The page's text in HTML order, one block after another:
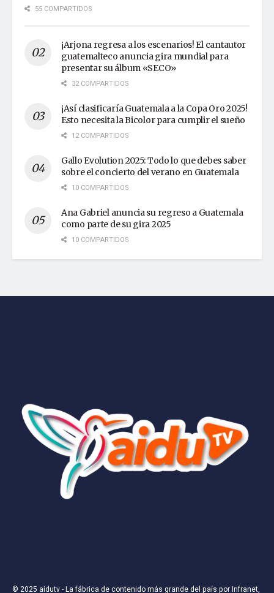
55 COMPARTIDOS
¡Arjona regresa a los escenarios! El cantautor
guatemalteco anuncia gira mundial para
presentar su álbum «SECO»
32 COMPARTIDOS
¡Así clasificaría Guatemala a la Copa Oro 2025!
Esto necesita la Bicolor para cumplir el sueño
12 COMPARTIDOS
Gallo Evolution 2025: Todo lo que debes saber
sobre el concierto del verano en Guatemala
10 COMPARTIDOS
Ana Gabriel anuncia su regreso a Guatemala
como parte de su gira 2025
10 COMPARTIDOS
© 2025 aidutv- La fábrica de contenido más grande del país porInfranet,